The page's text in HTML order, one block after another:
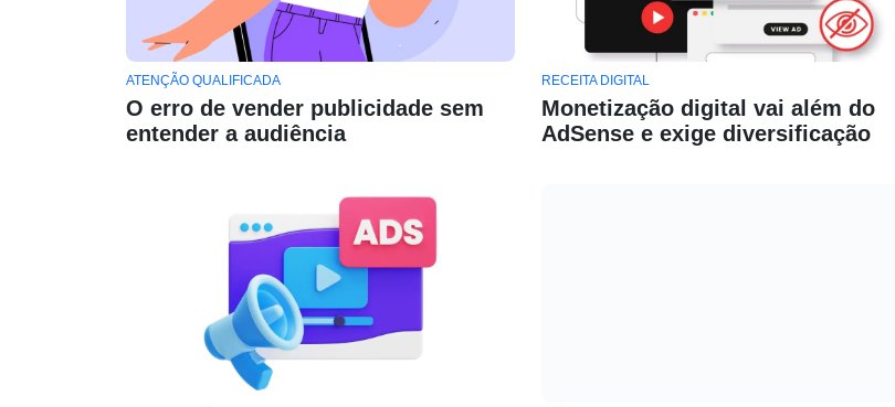
ATENÇÃO QUALIFICADA
O erro de vender publicidade sem
entender a audiência
RECEITA DIGITAL
Monetização digital vai além do
AdSense e exige diversificação